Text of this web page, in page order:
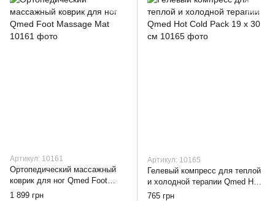
Артикул: 10161
Ортопедический массажный
коврик для ног Qmed Foot
Massage Mat
1 899 грн
Артикул: 10165
Гелевый компресс для теплой
и холодной терапии Qmed Hot
Cold Pack 19 х 30 см
765 грн